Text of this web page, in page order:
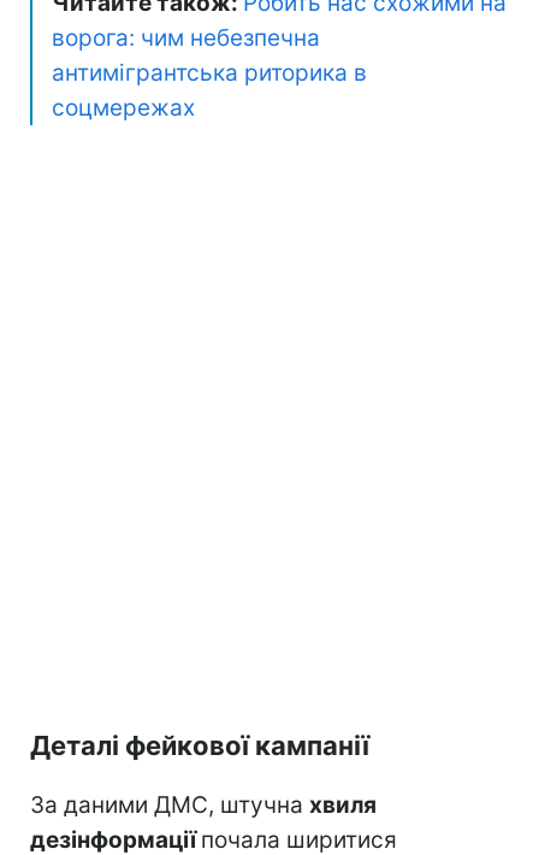
ворога: чим небезпечна
антимігрантська риторика в
соцмережах
Деталі фейкової кампанії
За даними ДМС, штучна хвиля
дезінформаціїпочала ширитися